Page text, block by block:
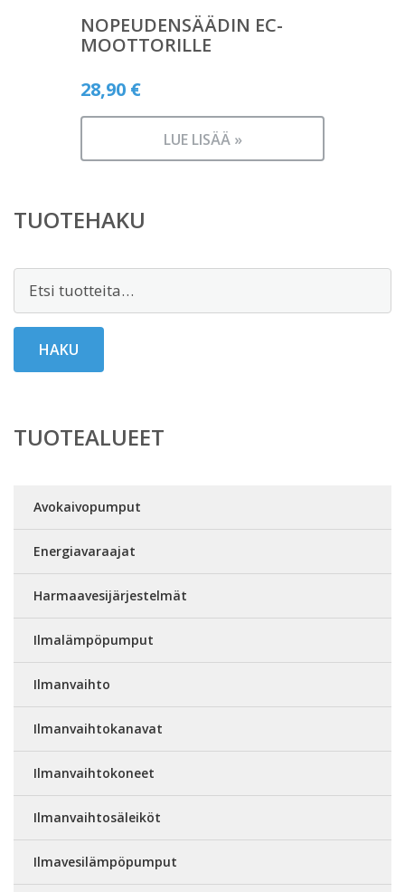
NOPEUDENSÄÄDIN EC-
MOOTTORILLE
28,90 €
LUE LISÄÄ »
TUOTEHAKU
Etsi:
HAKU
TUOTEALUEET
Avokaivopumput
Energiavaraajat
Harmaavesijärjestelmät
Ilmalämpöpumput
Ilmanvaihto
Ilmanvaihtokanavat
Ilmanvaihtokoneet
Ilmanvaihtosäleiköt
Ilmavesilämpöpumput